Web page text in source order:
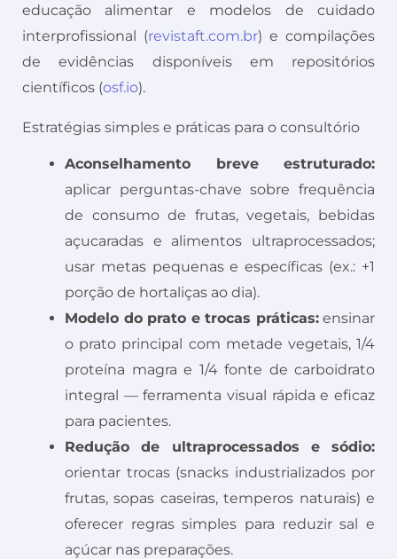
educação alimentar e modelos de cuidado
interprofissional (revistaft.com.br) e compilações
de evidências disponíveis em repositórios
científicos (osf.io).
Estratégias simples e práticas para o consultório
Aconselhamento breve estruturado:
aplicar perguntas-chave sobre frequência
de consumo de frutas, vegetais, bebidas
açucaradas e alimentos ultraprocessados;
usar metas pequenas e específicas (ex.: +1
porção de hortaliças ao dia).
Modelo do prato e trocas práticas:ensinar
o prato principal com metade vegetais, 1/4
proteína magra e 1/4 fonte de carboidrato
integral — ferramenta visual rápida e eficaz
para pacientes.
Redução de ultraprocessados e sódio:
orientar trocas (snacks industrializados por
frutas, sopas caseiras, temperos naturais) e
oferecer regras simples para reduzir sal e
açúcar nas preparações.